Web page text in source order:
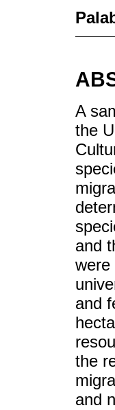
A
the
and
were
and
the
and